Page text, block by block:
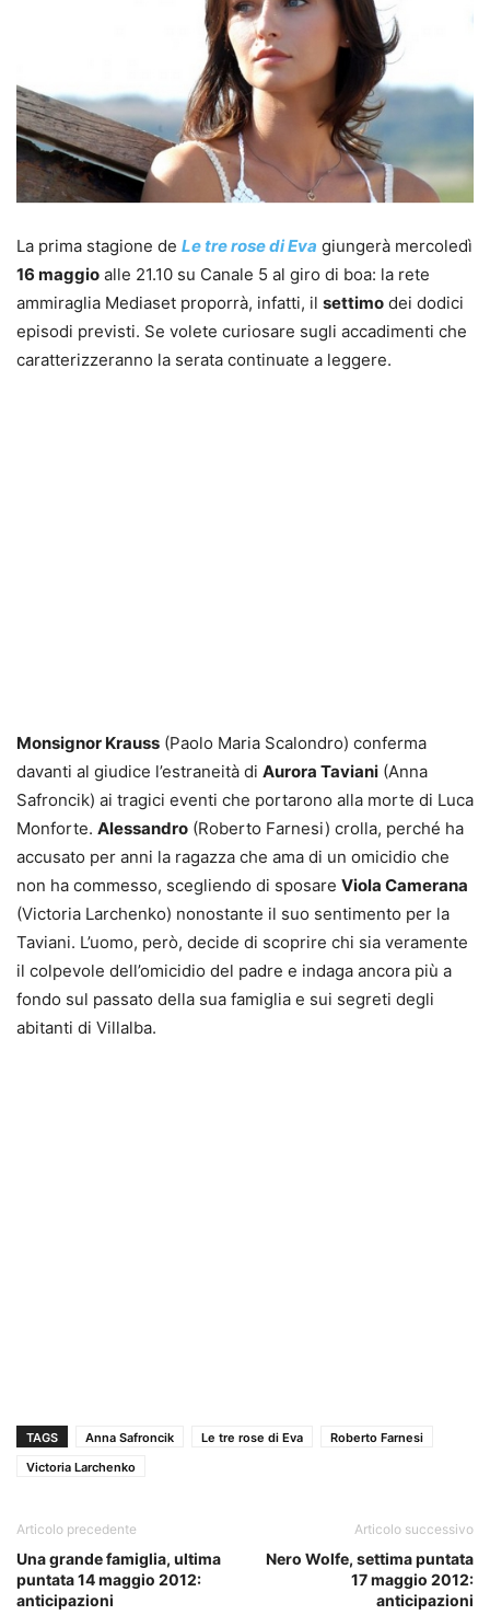
La prima stagione de Le tre rose di Eva giungerà mercoledì
16 maggio alle 21.10 su Canale 5 al giro di boa: la rete
ammiraglia Mediaset proporrà, infatti, il settimo dei dodici
episodi previsti. Se volete curiosare sugli accadimenti che
caratterizzeranno la serata continuate a leggere.
Monsignor Krauss (Paolo Maria Scalondro) conferma
davanti al giudice l’estraneità di Aurora Taviani (Anna
Safroncik) ai tragici eventi che portarono alla morte di Luca
Monforte. Alessandro (Roberto Farnesi) crolla, perché ha
accusato per anni la ragazza che ama di un omicidio che
non ha commesso, scegliendo di sposare Viola Camerana
(Victoria Larchenko) nonostante il suo sentimento per la
Taviani. L’uomo, però, decide di scoprire chi sia veramente
il colpevole dell’omicidio del padre e indaga ancora più a
fondo sul passato della sua famiglia e sui segreti degli
abitanti di Villalba.
TAGS Anna Safroncik Le tre rose di Eva
Roberto Farnesi
Victoria Larchenko
Articolo precedente
Una grande famiglia, ultima
puntata 14 maggio 2012:
anticipazioni
Articolo successivo
Nero Wolfe, settima puntata
17 maggio 2012:
anticipazioni